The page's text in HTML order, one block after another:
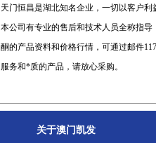
天门恒昌是湖北知名企业，一切以客户
本公司有专业的售后和技术人员全称指
酮的产品资料和价格行情，可通过邮件
服务和*质的产品，请放心采购。
关于澳门凯发